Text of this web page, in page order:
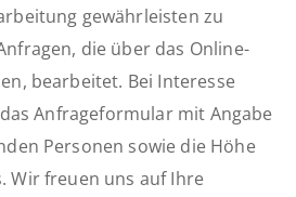
gewährleisten zu
die über das Online-
bearbeitet. Bei Interesse
Anfrageformular mit Angabe
Personen sowie die Höhe
Wir freuen uns auf Ihre